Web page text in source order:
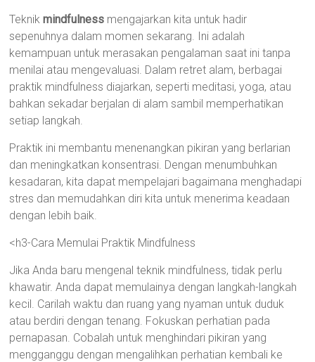
Teknikmindfulness mengajarkan kita untuk hadir
sepenuhnya dalam momen sekarang. Ini adalah
kemampuan untuk merasakan pengalaman saat ini tanpa
menilai atau mengevaluasi. Dalam retret alam, berbagai
praktik mindfulness diajarkan, seperti meditasi, yoga, atau
bahkan sekadar berjalan di alam sambil memperhatikan
setiap langkah.
Praktik ini membantu menenangkan pikiran yang berlarian
dan meningkatkan konsentrasi. Dengan menumbuhkan
kesadaran, kita dapat mempelajari bagaimana menghadapi
stres dan memudahkan diri kita untuk menerima keadaan
dengan lebih baik.
<h3-Cara Memulai Praktik Mindfulness
Jika Anda baru mengenal teknik mindfulness, tidak perlu
khawatir. Anda dapat memulainya dengan langkah-langkah
kecil. Carilah waktu dan ruang yang nyaman untuk duduk
atau berdiri dengan tenang. Fokuskan perhatian pada
pernapasan. Cobalah untuk menghindari pikiran yang
mengganggu dengan mengalihkan perhatian kembali ke